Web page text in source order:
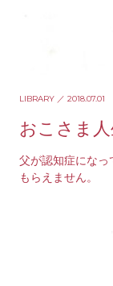
LIBRARY ／ 2018.07.01
おこさま
父が認知症になっ
もらえません。